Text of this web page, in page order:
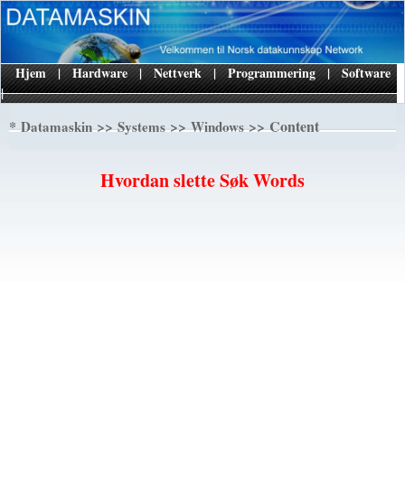
|
Hjem | Hardware | Nettverk | Programmering | Software
*Datamaskin>>Systems>>Windows>> Content
Hvordan slette Søk Words